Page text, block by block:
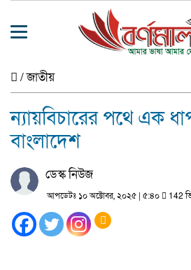
/জাতীয়
ন্যায়বিচারের পথে এক
বাংলাদেশ
ডেস্ক নিউজ
আপডেটঃ ১০ অক্টোবর, ২০২৫ | ৫:৪০ 142